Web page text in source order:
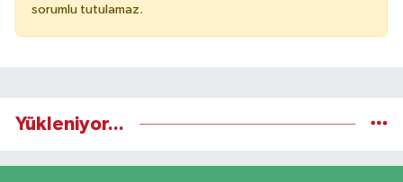
sorumlu tutulamaz.
Yükleniyor...